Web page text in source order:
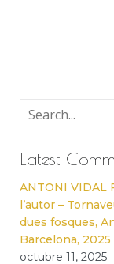
Latest
ANTONI VIDAL
l’autor –
dues fosques,
Barcelona, 2025
octubre 11, 2025